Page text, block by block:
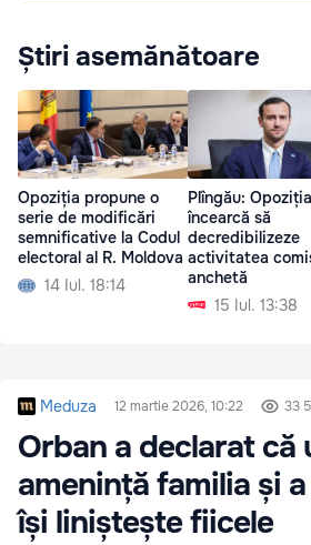
Știri asemănătoare
Opoziția propune o
serie de modificări
semnificative la Codul
electoral al R. Moldova
14 Iul. 18:14
Plîngău: Opoziția
încearcă să
decredibilizeze
activitatea
anchetă
15 Iul. 13:38
Meduza 12 martie 2026, 10:22 33
Orban a declarat că
amenință familia și
își liniștește fiicele